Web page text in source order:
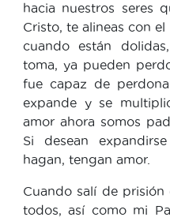
hacia nuestros seres
Cristo, te alineas con
cuando están
toma, ya pueden
fue capaz de
expande y se
amor ahora somos
Si desean
hagan, tengan amor.
Cuando salí de prisión
todos, así como mi